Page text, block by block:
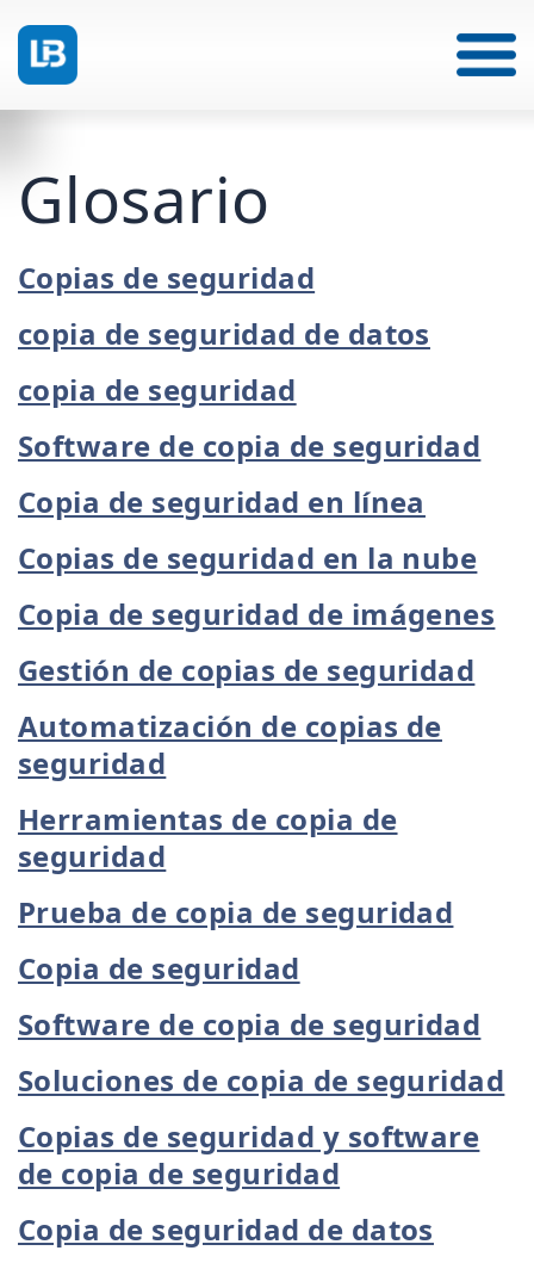
Glosario
Copias de seguridad
copia de seguridad de datos
copia de seguridad
Software de copia de seguridad
Copia de seguridad en línea
Copias de seguridad en la nube
Copia de seguridad de imágenes
Gestión de copias de seguridad
Automatización de copias de
seguridad
Herramientas de copia de
seguridad
Prueba de copia de seguridad
Copia de seguridad
Software de copia de seguridad
Soluciones de copia de seguridad
Copias de seguridad y software
de copia de seguridad
Copia de seguridad de datos